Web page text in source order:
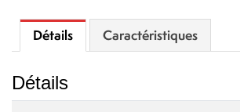
Détails Caractéristiques
Détails